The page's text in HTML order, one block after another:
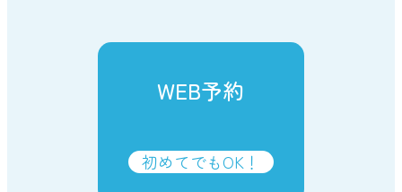
WEB予約
初めてでもOK！